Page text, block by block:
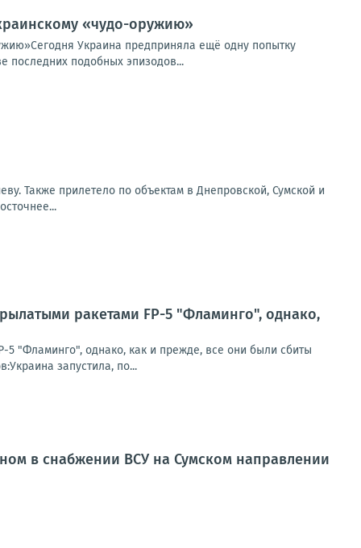
«чудо-оружию»
Украина предприняла ещё одну попытку
последних подобных эпизодов...
Также прилетело по объектам в Днепровской, Сумской и
ракетами FP-5 "Фламинго", однако,
5 "Фламинго", однако, как и прежде, все они были сбиты
запустила, по...
в снабжении ВСУ на Сумском направлении